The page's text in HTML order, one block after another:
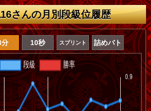
さんの月別段級位履歴
分 10秒 スプリント 詰めバト